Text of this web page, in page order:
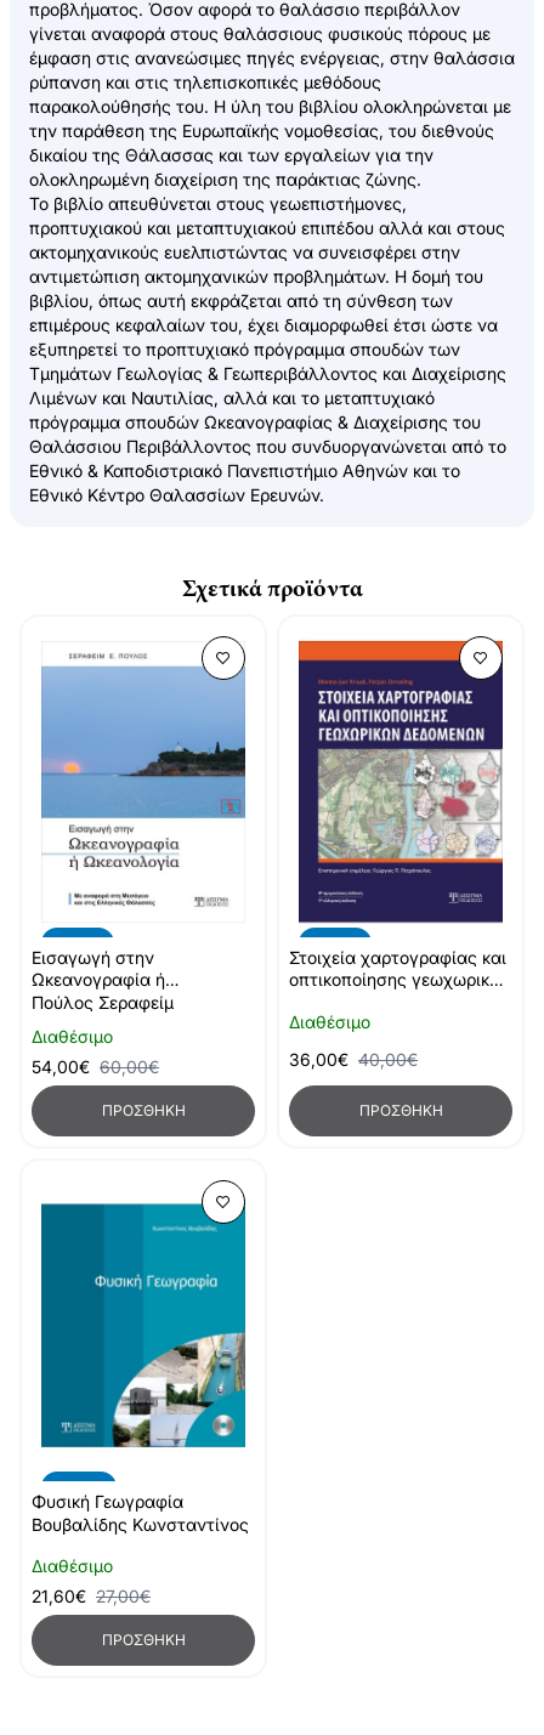
προβλήματος. Όσον αφορά το θαλάσσιο περιβάλλον
γίνεται αναφορά στους θαλάσσιους φυσικούς πόρους με
έμφαση στις ανανεώσιμες πηγές ενέργειας, στην θαλάσσια
ρύπανση και στις τηλεπισκοπικές μεθόδους
παρακολούθησής του. Η ύλη του βιβλίου ολοκληρώνεται με
την παράθεση της Ευρωπαϊκής νομοθεσίας, του διεθνούς
δικαίου της Θάλασσας και των εργαλείων για την
ολοκληρωμένη διαχείριση της παράκτιας ζώνης.
Το βιβλίο απευθύνεται στους γεωεπιστήμονες,
προπτυχιακού και μεταπτυχιακού επιπέδου αλλά και στους
ακτομηχανικούς ευελπιστώντας να συνεισφέρει στην
αντιμετώπιση ακτομηχανικών προβλημάτων. Η δομή του
βιβλίου, όπως αυτή εκφράζεται από τη σύνθεση των
επιμέρους κεφαλαίων του, έχει διαμορφωθεί έτσι ώστε να
εξυπηρετεί το προπτυχιακό πρόγραμμα σπουδών των
Τμημάτων Γεωλογίας & Γεωπεριβάλλοντος και Διαχείρισης
Λιμένων και Ναυτιλίας, αλλά και το μεταπτυχιακό
πρόγραμμα σπουδών Ωκεανογραφίας & Διαχείρισης του
Θαλάσσιου Περιβάλλοντος που συνδυοργανώνεται από το
Εθνικό & Καποδιστριακό Πανεπιστήμιο Αθηνών και το
Εθνικό Κέντρο Θαλασσίων Ερευνών.
Σχετικά προϊόντα
Διαθέσιμο
Εισαγωγή στην
Ωκεανογραφία ή
Ωκεανολογία
Πούλος Σεραφείμ
54,00€ 60,00€
ΠΡΟΣΘΉΚΗ
Διαθέσιμο
Στοιχεία χαρτογραφίας και
οπτικοποίησης γεωχωρικών
36,00€ 40,00€
ΠΡΟΣΘΉΚΗ
Διαθέσιμο
Φυσική Γεωγραφία
Βουβαλίδης Κωνσταντίνος
21,60€ 27,00€
ΠΡΟΣΘΉΚΗ